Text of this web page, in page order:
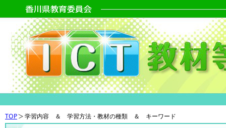
TOP 学習内容 ＆ 学習方法・教材の種類 ＆ キーワード